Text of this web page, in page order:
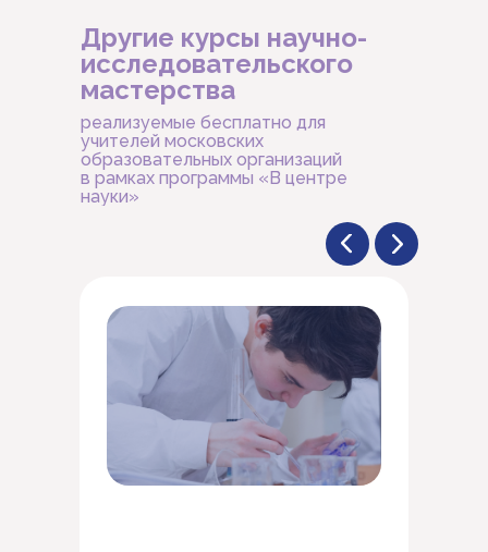
Другие курсы научно-
исследовательского
мастерства
реализуемые бесплатно для
учителей московских
образовательных организаций
в рамках программы «В центре
науки»